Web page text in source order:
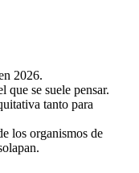
2026.
se suele pensar.
tanto para
los organismos de